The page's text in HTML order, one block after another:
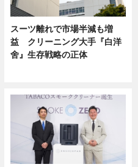
スーツ離れで市場半減も増
益 クリーニング大手『白洋
舍』生存戦略の正体